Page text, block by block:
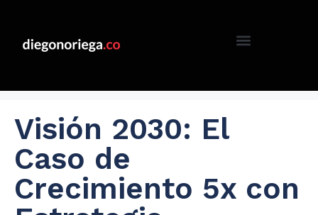
Visión 2030: El
Caso de
Crecimiento 5x con